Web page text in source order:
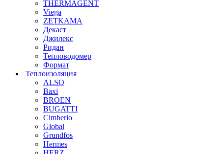
THERMAGENT
Viega
ZETKAMA
Декаст
Джилекс
Ридан
Тепловодомер
Формат
Теплоизоляция
ALSO
Baxi
BROEN
BUGATTI
Cimberio
Global
Grundfos
Hermes